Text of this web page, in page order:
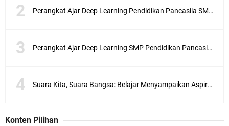
Perangkat Ajar Deep Learning Pendidikan Pancasila SMA/MA Kelas X, XI, XII Lengkap
Perangkat Ajar Deep Learning SMP Pendidikan Pancasila Kelas 7, 8, 9 Lengkap CP 046/H/KR/2025
Suara Kita, Suara Bangsa: Belajar Menyampaikan Aspirasi dengan Bijak
Konten Pilihan